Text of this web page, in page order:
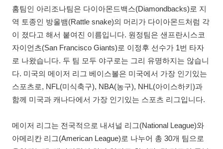
홈팀인 아리조나팀은 다이아몬드백스(Diamondbacks)로 지
역 토종인 방울뱀(Rattle snake)의 머리가 다이아몬드처럼 각
이 졌다고 해서 붙여진 이름입니다. 원정팀은 샌프란시스코
자이언츠(San Francisco Giants)로 이정후 선수가 1번 타자
로 나왔습니다. 두 팀 모두 야구로는 그리 유명하지는 않습니
다. 미국의 메이저 리그 베이스볼은 미국에서 가장 인기있는
스포츠로, NFL(미식축구), NBA(농구), NHL(아이스하키)과
함께 미국과 캐나다에서 가장 인기있는 스포츠 리그입니다.
메이저 리그는 전국적으로 내셔널 리그(National League)와
아메리칸 리그(American League)로 나누어 총 30개 팀으로